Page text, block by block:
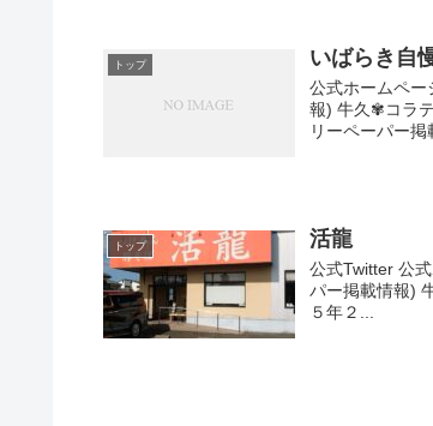
トップ いばらき自
公式ホームペ
報) 牛久✾コラ
リーペーパー掲
トップ 活龍
公式Twitter 公
パー掲載情報)
５年２...